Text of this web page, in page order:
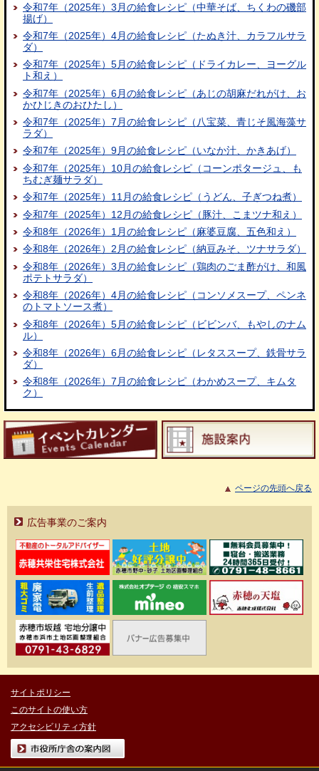
令和7年（2025年）3月の給食レシピ（中華そば、ちくわの磯部
揚げ）
令和7年（2025年）4月の給食レシピ（たぬき汁、カラフルサラ
ダ）
令和7年（2025年）5月の給食レシピ（ドライカレー、ヨーグル
ト和え）
令和7年（2025年）6月の給食レシピ（あじの胡麻だれがけ、お
かひじきのおひたし）
令和7年（2025年）7月の給食レシピ（八宝菜、青じそ風海藻サ
ラダ）
令和7年（2025年）9月の給食レシピ（いなか汁、かきあげ）
令和7年（2025年）10月の給食レシピ（コーンポタージュ、も
ちむぎ麺サラダ）
令和7年（2025年）11月の給食レシピ（うどん、子ぎつね煮）
令和7年（2025年）12月の給食レシピ（豚汁、こまツナ和え）
令和8年（2026年）1月の給食レシピ（麻婆豆腐、五色和え）
令和8年（2026年）2月の給食レシピ（納豆みそ、ツナサラダ）
令和8年（2026年）3月の給食レシピ（鶏肉のごま酢がけ、和風
ポテトサラダ）
令和8年（2026年）4月の給食レシピ（コンソメスープ、ペンネ
のトマトソース煮）
令和8年（2026年）5月の給食レシピ（ビビンバ、もやしのナム
ル）
令和8年（2026年）6月の給食レシピ（レタススープ、鉄骨サラ
ダ）
令和8年（2026年）7月の給食レシピ（わかめスープ、キムタ
ク）
ページの先頭へ戻る
広告事業のご案内
サイトポリシー
このサイトの使い方
アクセシビリティ方針
市役所庁舎の案内図